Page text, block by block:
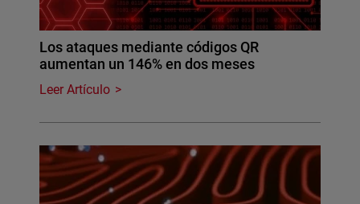
Los ataques mediante códigos QR
aumentan un 146% en dos meses
Leer Artículo